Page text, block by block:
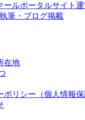
ールポータルサイト
筆・ブログ掲載
在地
ポリシー（個人情報保